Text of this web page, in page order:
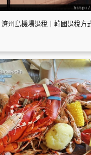
濟州島機場退稅｜韓國退稅方